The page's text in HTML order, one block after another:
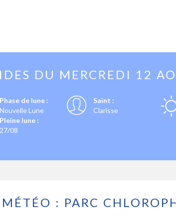
DU MERCREDI 12
Phase de lune :
Nouvelle Lune
Pleine lune :
27/08
Saint :
Clarisse
: PARC